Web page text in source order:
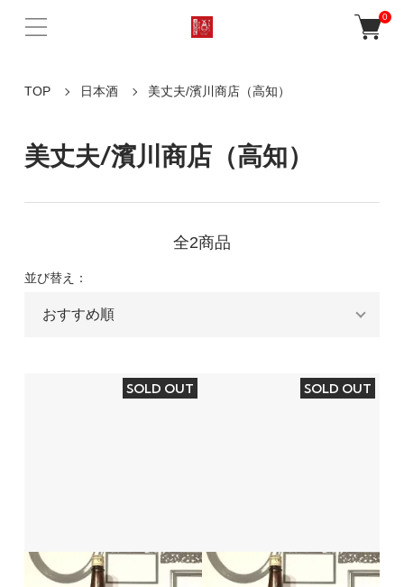
0
TOP 日本酒 美丈夫/濱川商店（高知）
美丈夫/濱川商店（高知）
全2商品
並び替え：
SOLD OUT SOLD OUT